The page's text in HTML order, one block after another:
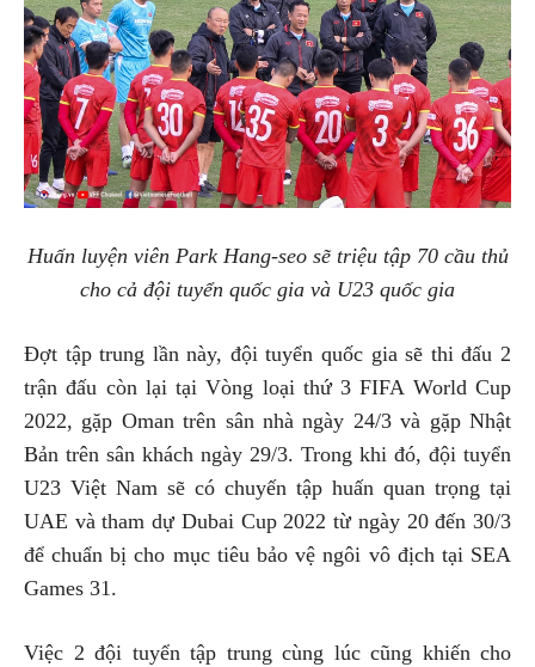
Huấn luyện viên Park Hang-seo sẽ triệu tập 70 cầu thủ
cho cả đội tuyển quốc gia và U23 quốc gia
Đợt tập trung lần này, đội tuyển quốc gia sẽ thi đấu 2
trận đấu còn lại tại Vòng loại thứ 3 FIFA World Cup
2022, gặp Oman trên sân nhà ngày 24/3 và gặp Nhật
Bản trên sân khách ngày 29/3. Trong khi đó, đội tuyển
U23 Việt Nam sẽ có chuyến tập huấn quan trọng tại
UAE và tham dự Dubai Cup 2022 từ ngày 20 đến 30/3
để chuẩn bị cho mục tiêu bảo vệ ngôi vô địch tại SEA
Games 31.
Việc 2 đội tuyển tập trung cùng lúc cũng khiến cho